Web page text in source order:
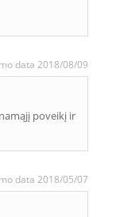
data 2018/08/09
poveikį ir
data 2018/05/07